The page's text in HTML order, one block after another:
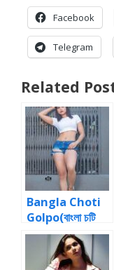
Facebook
Telegram
Related
Bangla Choti
Golpo(বাংলা চটি
গল্প): রিপা চাকমা